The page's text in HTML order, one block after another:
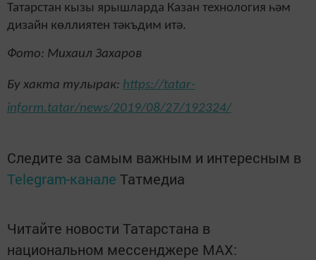
Татарстан кызы ярышларда Казан технология һәм
дизайн көллиятен тәкъдим итә.
Фото: Михаил Захаров
Бу хакта тулырак: https://tatar-
inform.tatar/news/2019/08/27/192324/
Следите за самым важным и интересным в
Telegram-канале Татмедиа
Читайте новости Татарстана в
национальном мессенджере MАХ: